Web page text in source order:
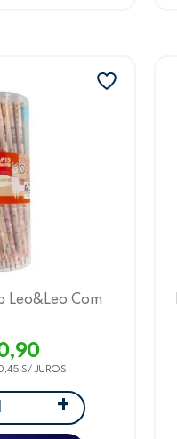
Leo&Leo Com
+